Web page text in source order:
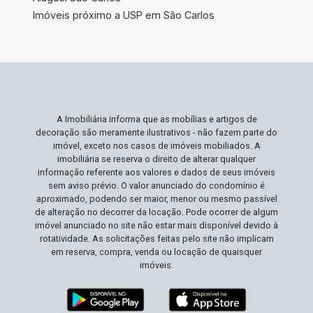
contato com a natureza. Para aqueles que
desejam criar um lar doce lar acolhedor e
externo e internamente planejado, são raras no
mercado. Esta é sua chance de proporcionar à
sua família uma qualidade de vida superior em
um dos bairros mais desejados de São Carlos.
Agende sua visita e desfrute de tudo que esse
excepcional lar tem a oferecer!
Imóveis próximo a USP em São Carlos
A Imobiliária informa que as mobílias e artigos de
decoração são meramente ilustrativos - não fazem parte do
imóvel, exceto nos casos de imóveis mobiliados. A
imobiliária se reserva o direito de alterar qualquer
informação referente aos valores e dados de seus imóveis
sem aviso prévio. O valor anunciado do condomínio é
aproximado, podendo ser maior, menor ou mesmo passível
de alteração no decorrer da locação. Pode ocorrer de algum
imóvel anunciado no site não estar mais disponível devido à
rotatividade. As solicitações feitas pelo site não implicam
em reserva, compra, venda ou locação de quaisquer
imóveis.